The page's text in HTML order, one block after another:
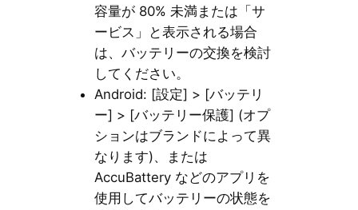
容量が 80% 未満または「サ
ービス」と表示される場合
は、バッテリーの交換を検討
してください。
Android: [設定] > [バッテリ
ー] > [バッテリー保護] (オプ
ションはブランドによって異
なります)、または
AccuBattery などのアプリを
使用してバッテリーの状態を